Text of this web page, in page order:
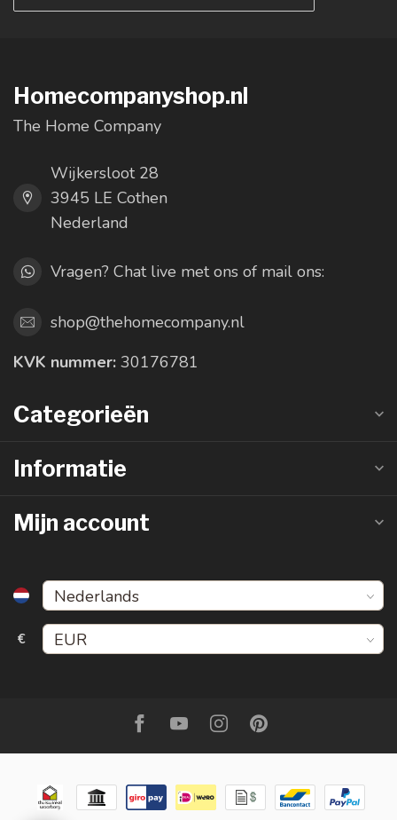
Homecompanyshop.nl
The Home Company
Wijkersloot 28
3945 LE Cothen
Nederland
Vragen? Chat live met ons of mail ons:
shop@thehomecompany.nl
KVK nummer: 30176781
Categorieën
Informatie
Mijn account
€